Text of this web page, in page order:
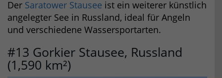
Der Saratower Stausee ist ein weiterer künstlich
angelegter See in Russland, ideal für Angeln
und verschiedene Wassersportarten.
#13 Gorkier Stausee, Russland
(1,590 km²)